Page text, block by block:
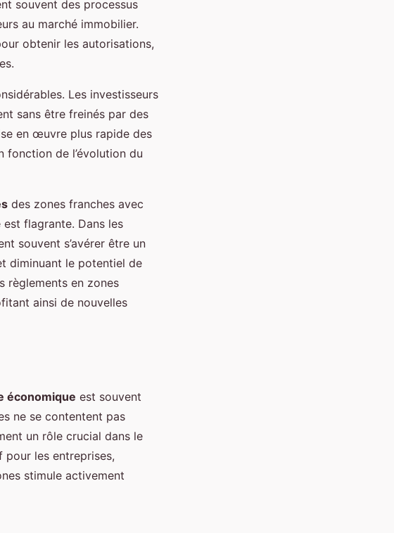
souvent des processus
au marché immobilier.
obtenir les autorisations,
Les investisseurs
sans être freinés par des
en œuvre plus rapide des
de l’évolution du
des zones franches avec
flagrante. Dans les
souvent s’avérer être un
diminuant le potentiel de
règlements en zones
ainsi de nouvelles
économique est souvent
ne se contentent pas
un rôle crucial dans le
pour les entreprises,
stimule activement